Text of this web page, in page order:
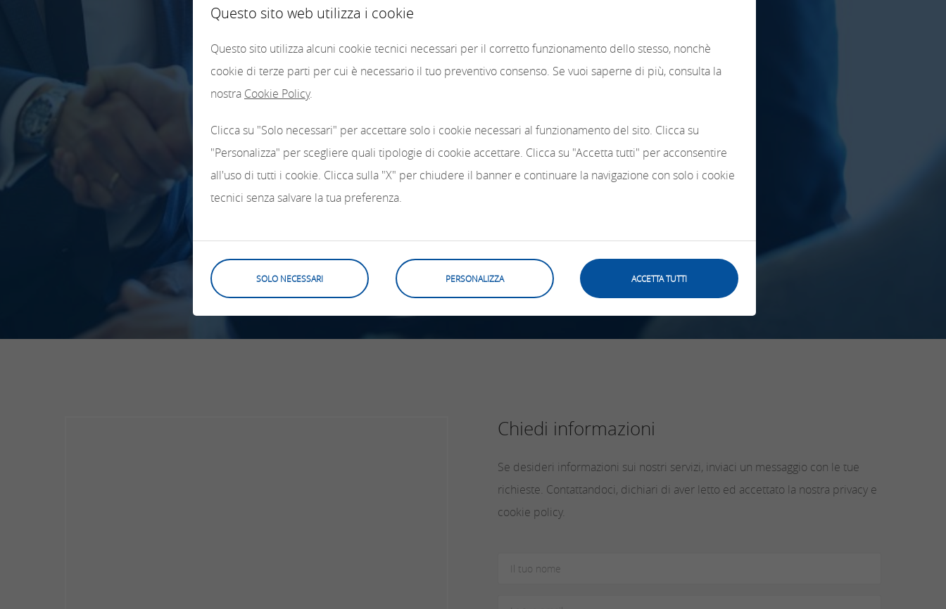
Questo sito web utilizza i cookie
Questo sito utilizza alcuni cookie tecnici necessari per il corretto funzionamento dello stesso, nonchè
cookie di terze parti per cui è necessario il tuo preventivo consenso. Se vuoi saperne di più, consulta la
nostra Cookie Policy.
Clicca su "Solo necessari" per accettare solo i cookie necessari al funzionamento del sito. Clicca su
"Personalizza" per scegliere quali tipologie di cookie accettare. Clicca su "Accetta tutti" per acconsentire
all'uso di tutti i cookie. Clicca sulla "X" per chiudere il banner e continuare la navigazione con solo i cookie
tecnici senza salvare la tua preferenza.
SOLO NECESSARI PERSONALIZZA ACCETTA TUTTI
Chiedi informazioni
Se desideri informazioni sui nostri servizi, inviaci un messaggio con le tue
richieste. Contattandoci, dichiari di aver letto ed accettato la nostra privacy e
cookie policy.